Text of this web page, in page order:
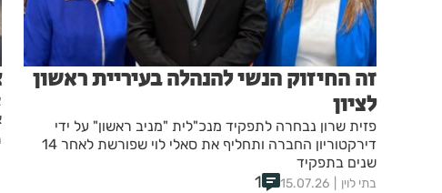
זה החיזוק הנשי להנהלה בעיריית ראשון
לציון
פזית שרון נבחרה לתפקיד מנכ"לית "מניב ראשון" על ידי
דירקטוריון החברה ותחליף את סאלי לוי שפורשת לאחר 14
שנים בתפקיד
בתי לוין 15.07.26
1